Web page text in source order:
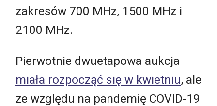
zakresów 700 MHz, 1500 MHz i
2100 MHz.
Pierwotnie dwuetapowa aukcja
miała rozpocząć się w kwietniu, ale
ze względu na pandemię COVID-19